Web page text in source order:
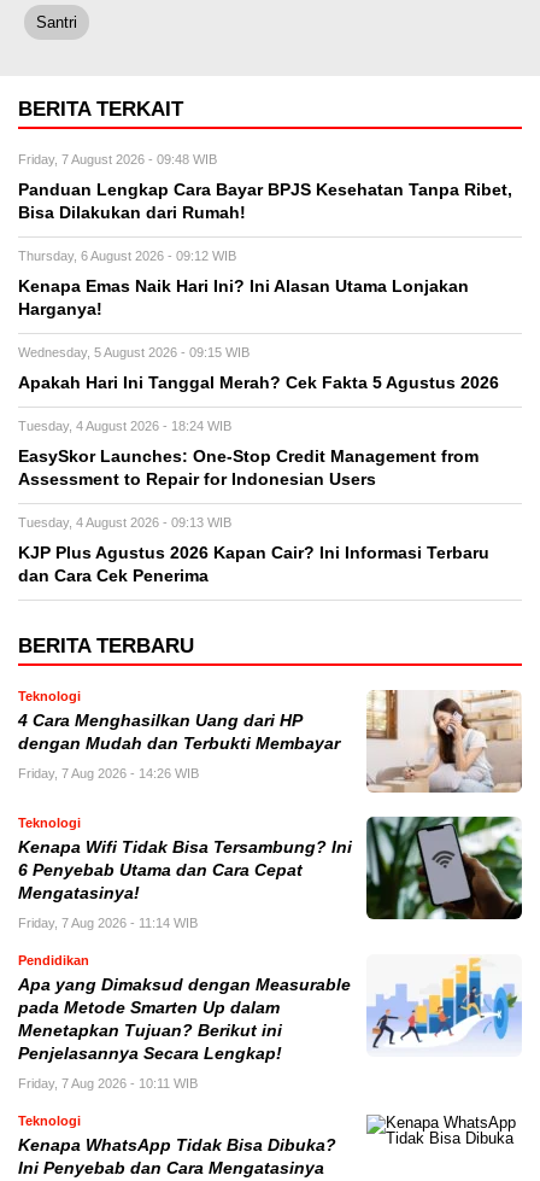
Santri
BERITA TERKAIT
Friday, 7 August 2026 - 09:48 WIB
Panduan Lengkap Cara Bayar BPJS Kesehatan Tanpa Ribet,
Bisa Dilakukan dari Rumah!
Thursday, 6 August 2026 - 09:12 WIB
Kenapa Emas Naik Hari Ini? Ini Alasan Utama Lonjakan
Harganya!
Wednesday, 5 August 2026 - 09:15 WIB
Apakah Hari Ini Tanggal Merah? Cek Fakta 5 Agustus 2026
Tuesday, 4 August 2026 - 18:24 WIB
EasySkor Launches: One-Stop Credit Management from
Assessment to Repair for Indonesian Users
Tuesday, 4 August 2026 - 09:13 WIB
KJP Plus Agustus 2026 Kapan Cair? Ini Informasi Terbaru
dan Cara Cek Penerima
BERITA TERBARU
Teknologi
4 Cara Menghasilkan Uang dari HP
dengan Mudah dan Terbukti Membayar
Friday, 7 Aug 2026 - 14:26 WIB
Teknologi
Kenapa Wifi Tidak Bisa Tersambung? Ini
6 Penyebab Utama dan Cara Cepat
Mengatasinya!
Friday, 7 Aug 2026 - 11:14 WIB
Pendidikan
Apa yang Dimaksud dengan Measurable
pada Metode Smarten Up dalam
Menetapkan Tujuan? Berikut ini
Penjelasannya Secara Lengkap!
Friday, 7 Aug 2026 - 10:11 WIB
Teknologi
Kenapa WhatsApp Tidak Bisa Dibuka?
Ini Penyebab dan Cara Mengatasinya